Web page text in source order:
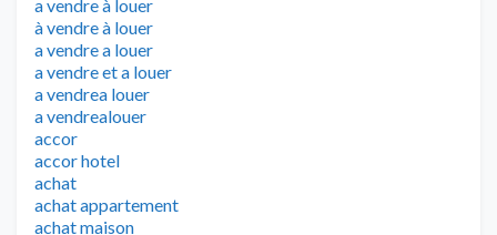
a vendre à louer
à vendre à louer
a vendre a louer
a vendre et a louer
a vendrea louer
a vendrealouer
accor
accor hotel
achat
achat appartement
achat maison